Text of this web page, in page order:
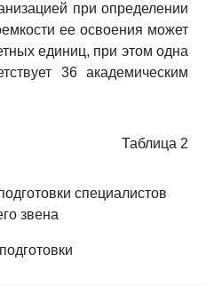
при определении
ее освоения может
единиц, при этом одна
36 академическим
Таблица 2
специалистов
звена